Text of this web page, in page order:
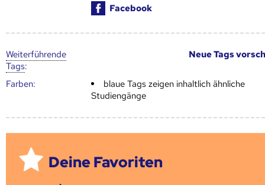
Facebook
Weiter­führende
Tags:
Neue Tags
Farben:
blaue Tags zeigen inhaltlich ähnliche
Studiengänge
Deine Favoriten